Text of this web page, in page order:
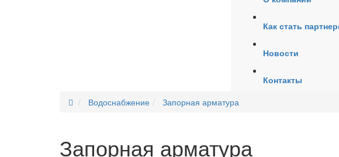
Как стать
Новости
Контакты
Водоснабжение
Запорная арматура
Запорная арматура